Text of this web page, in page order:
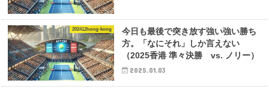
202412hong-kong
今日も最後で突き放す強い強い勝ち
方。「なにそれ」しか言えない
（2025香港 準々決勝 vs. ノリー）
2025.01.03